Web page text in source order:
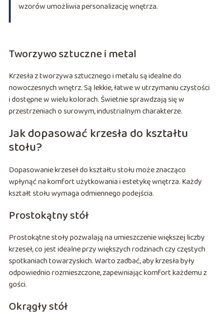
wzorów umożliwia personalizację wnętrza.
Tworzywo sztuczne i metal
Krzesła z tworzywa sztucznego i metalu są idealne do
nowoczesnych wnętrz. Są lekkie, łatwe w utrzymaniu czystości
i dostępne w wielu kolorach. Świetnie sprawdzają się w
przestrzeniach o surowym, industrialnym charakterze.
Jak dopasować krzesła do kształtu
stołu?
Dopasowanie krzeseł do kształtu stołu może znacząco
wpłynąć na komfort użytkowania i estetykę wnętrza. Każdy
kształt stołu wymaga odmiennego podejścia.
Prostokątny stół
Prostokątne stoły pozwalają na umieszczenie większej liczby
krzeseł, co jest idealne przy większych rodzinach czy częstych
spotkaniach towarzyskich. Warto zadbać, aby krzesła były
odpowiednio rozmieszczone, zapewniając komfort każdemu z
gości.
Okrągły stół